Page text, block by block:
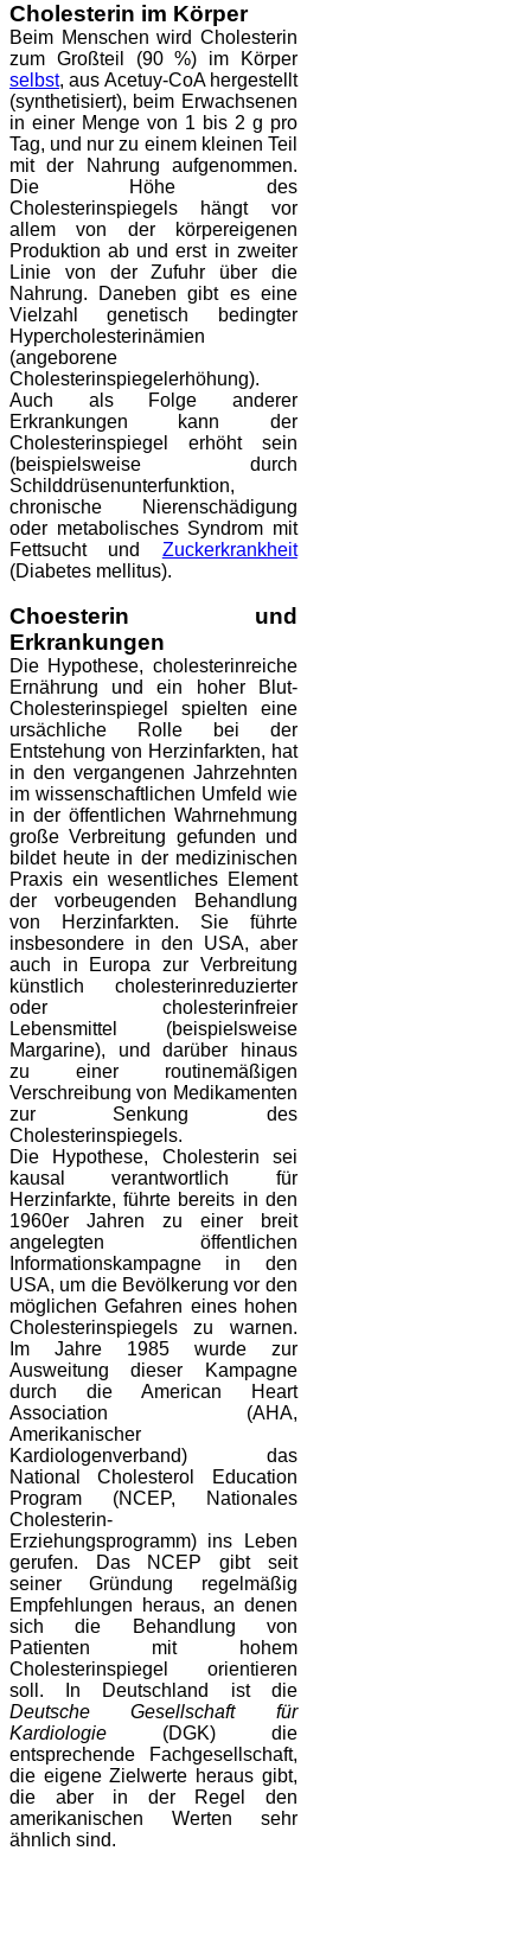
Cholesterin im Körper
Beim Menschen wird Cholesterin
zum Großteil (90 %) im Körper
selbst, aus Acetuy-CoA hergestellt
(synthetisiert), beim Erwachsenen
in einer Menge von 1 bis 2 g pro
Tag, und nur zu einem kleinen Teil
mit der Nahrung aufgenommen.
Die Höhe des
Cholesterinspiegels hängt vor
allem von der körpereigenen
Produktion ab und erst in zweiter
Linie von der Zufuhr über die
Nahrung. Daneben gibt es eine
Vielzahl genetisch bedingter
Hypercholesterinämien
(angeborene
Cholesterinspiegelerhöhung).
Auch als Folge anderer
Erkrankungen kann der
Cholesterinspiegel erhöht sein
(beispielsweise durch
Schilddrüsenunterfunktion,
chronische Nierenschädigung
oder metabolisches Syndrom mit
Fettsucht und Zuckerkrankheit
(Diabetes mellitus).
Choesterin und
Erkrankungen
Die Hypothese, cholesterinreiche
Ernährung und ein hoher Blut-
Cholesterinspiegel spielten eine
ursächliche Rolle bei der
Entstehung von Herzinfarkten, hat
in den vergangenen Jahrzehnten
im wissenschaftlichen Umfeld wie
in der öffentlichen Wahrnehmung
große Verbreitung gefunden und
bildet heute in der medizinischen
Praxis ein wesentliches Element
der vorbeugenden Behandlung
von Herzinfarkten. Sie führte
insbesondere in den USA, aber
auch in Europa zur Verbreitung
künstlich cholesterinreduzierter
oder cholesterinfreier
Lebensmittel (beispielsweise
Margarine), und darüber hinaus
zu einer routinemäßigen
Verschreibung von Medikamenten
zur Senkung des
Cholesterinspiegels.
Die Hypothese, Cholesterin sei
kausal verantwortlich für
Herzinfarkte, führte bereits in den
1960er Jahren zu einer breit
angelegten öffentlichen
Informationskampagne in den
USA, um die Bevölkerung vor den
möglichen Gefahren eines hohen
Cholesterinspiegels zu warnen.
Im Jahre 1985 wurde zur
Ausweitung dieser Kampagne
durch die American Heart
Association (AHA,
Amerikanischer
Kardiologenverband) das
National Cholesterol Education
Program (NCEP, Nationales
Cholesterin-
Erziehungsprogramm) ins Leben
gerufen. Das NCEP gibt seit
seiner Gründung regelmäßig
Empfehlungen heraus, an denen
sich die Behandlung von
Patienten mit hohem
Cholesterinspiegel orientieren
soll. In Deutschland ist die
Deutsche Gesellschaft für
Kardiologie (DGK) die
entsprechende Fachgesellschaft,
die eigene Zielwerte heraus gibt,
die aber in der Regel den
amerikanischen Werten sehr
ähnlich sind.